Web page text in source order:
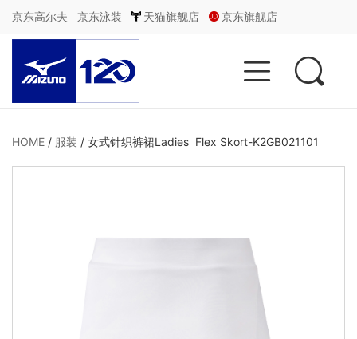
京东高尔夫 京东泳装 天猫旗舰店 京东旗舰店
 
HOME / 服装 / 女式针织裤裙Ladies Flex Skort-K2GB021101